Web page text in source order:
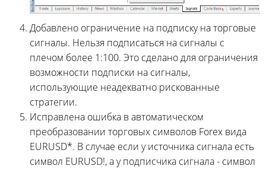
Добавлено ограничение на подписку на торговые
сигналы. Нельзя подписаться на сигналы с
плечом более 1:100. Это сделано для ограничения
возможности подписки на сигналы,
использующие неадекватно рискованные
стратегии.
Исправлена ошибка в автоматическом
преобразовании торговых символов Forex вида
EURUSD*. В случае если у источника сигнала есть
символ EURUSD!, а у подписчика сигнала - символ